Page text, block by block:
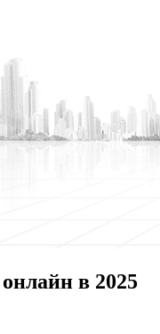
в 2025